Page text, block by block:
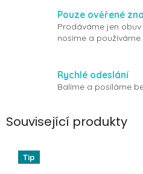
Pouze ověřené
Prodáváme jen
nosíme a používáme.
Rychlé odeslání
Balíme a posíláme
Související produkty
Tip